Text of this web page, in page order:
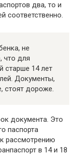
два, то и
соответственно.
не
что для
старше 14 лет
Документы,
стоят дороже.
документа. Это
паспорта
рассмотрению
в 14 и 18